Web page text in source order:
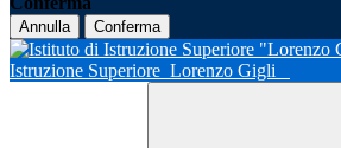
Annulla Conferma
Istruzione Superiore Lorenzo Gigli